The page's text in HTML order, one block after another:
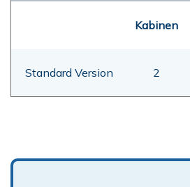
Kabinen
Standard Version 2